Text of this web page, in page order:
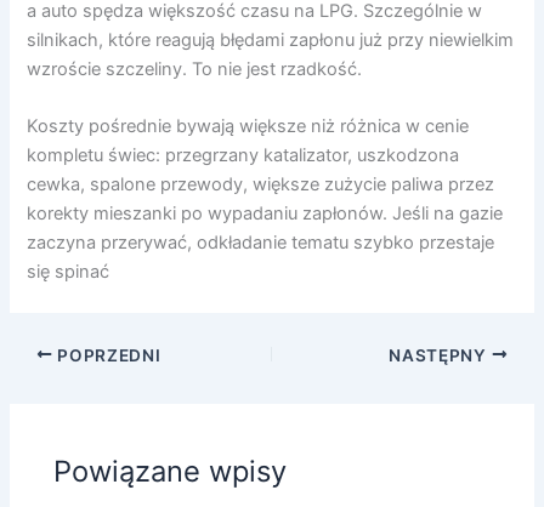
a auto spędza większość czasu na LPG. Szczególnie w
silnikach, które reagują błędami zapłonu już przy niewielkim
wzroście szczeliny. To nie jest rzadkość.
Koszty pośrednie bywają większe niż różnica w cenie
kompletu świec: przegrzany katalizator, uszkodzona
cewka, spalone przewody, większe zużycie paliwa przez
korekty mieszanki po wypadaniu zapłonów. Jeśli na gazie
zaczyna przerywać, odkładanie tematu szybko przestaje
się spinać
POPRZEDNI NASTĘPNY
Powiązane wpisy